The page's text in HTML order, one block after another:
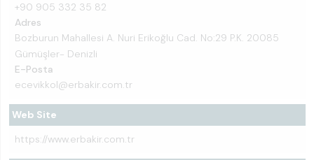
+90 905 332 35 82
Adres
Bozburun Mahallesi A. Nuri Erikoğlu Cad. No:29 P.K. 20085
Gümüşler- Denizli
E-Posta
ecevikkol@erbakir.com.tr
Web Site
https://www.erbakir.com.tr